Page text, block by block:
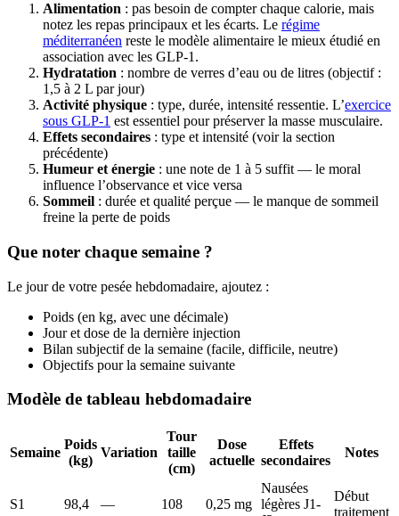
Alimentation : pas besoin de compter chaque calorie, mais
notez les repas principaux et les écarts. Le régime
méditerranéen reste le modèle alimentaire le mieux étudié en
association avec les GLP-1.
Hydratation : nombre de verres d’eau ou de litres (objectif :
1,5 à 2 L par jour)
Activité physique : type, durée, intensité ressentie. L’exercice
sous GLP-1 est essentiel pour préserver la masse musculaire.
Effets secondaires : type et intensité (voir la section
précédente)
Humeur et énergie : une note de 1 à 5 suffit — le moral
influence l’observance et vice versa
Sommeil : durée et qualité perçue — le manque de sommeil
freine la perte de poids
Que noter chaque semaine ?
Le jour de votre pesée hebdomadaire, ajoutez :
Poids (en kg, avec une décimale)
Jour et dose de la dernière injection
Bilan subjectif de la semaine (facile, difficile, neutre)
Objectifs pour la semaine suivante
Modèle de tableau hebdomadaire
Semaine
Poids
(kg)
Variation
Tour
taille
(cm)
Dose
actuelle
Effets
secondaires
Notes
S1 98,4 — 108 0,25 mg
Nausées
légères J1-
Début
traitement